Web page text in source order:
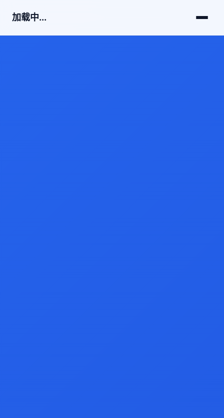
加载中...